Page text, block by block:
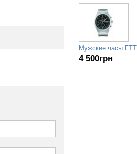
Мужские часы
4 500грн